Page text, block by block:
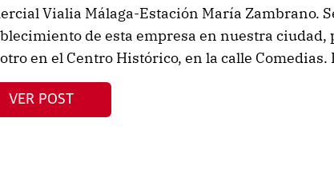
Vialia Málaga-Estación María Zambrano.
de esta empresa en nuestra ciudad,
en el Centro Histórico, en la calle
VER POST